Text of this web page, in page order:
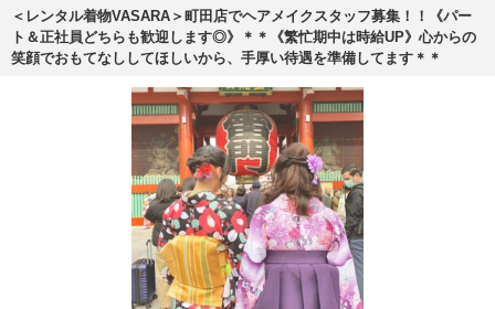
＜レンタル着物VASARA＞町田店でヘアメイクスタッフ募集！！《パー
ト＆正社員どちらも歓迎します◎》＊＊《繁忙期中は時給UP》心からの
笑顔でおもてなししてほしいから、手厚い待遇を準備してます＊＊